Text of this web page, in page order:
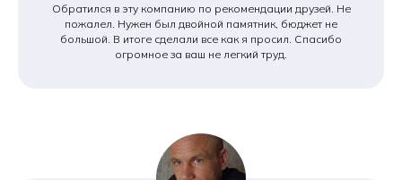
Обратился в эту компанию по рекомендации друзей. Не
пожалел. Нужен был двойной памятник, бюджет не
большой. В итоге сделали все как я просил. Спасибо
огромное за ваш не легкий труд.